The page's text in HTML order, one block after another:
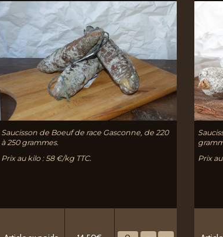
Saucisson de Boeuf de race Gasconne, de 220
à 250 grammes.
Prix au kilo : 58 €/kg TTC.
Prix